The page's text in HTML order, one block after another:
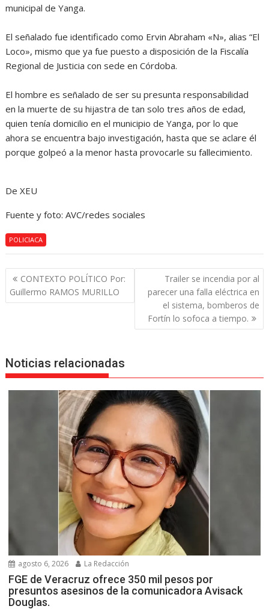
municipal de Yanga.
El señalado fue identificado como Ervin Abraham «N», alias “El
Loco», mismo que ya fue puesto a disposición de la Fiscalía
Regional de Justicia con sede en Córdoba.
El hombre es señalado de ser su presunta responsabilidad
en la muerte de su hijastra de tan solo tres años de edad,
quien tenía domicilio en el municipio de Yanga, por lo que
ahora se encuentra bajo investigación, hasta que se aclare él
porque golpeó a la menor hasta provocarle su fallecimiento.
De XEU
Fuente y foto: AVC/redes sociales
POLICIACA
Navegación
de
entradas
CONTEXTO POLÍTICO Por:
Guillermo RAMOS MURILLO
Trailer se incendia por al
parecer una falla eléctrica en
el sistema, bomberos de
Fortín lo sofoca a tiempo.
Noticias relacionadas
agosto 6, 2026 La Redacción
FGE de Veracruz ofrece 350 mil pesos por
presuntos asesinos de la comunicadora Avisack
Douglas.